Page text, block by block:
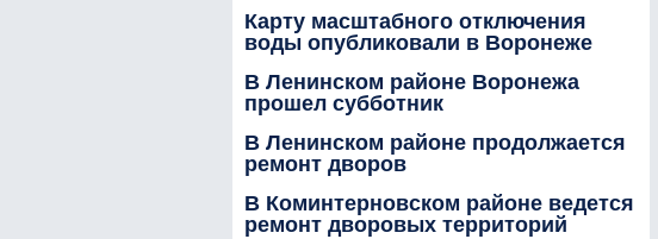
Карту масштабного отключения
воды опубликовали в Воронеже
В Ленинском районе Воронежа
прошел субботник
В Ленинском районе продолжается
ремонт дворов
В Коминтерновском районе ведется
ремонт дворовых территорий